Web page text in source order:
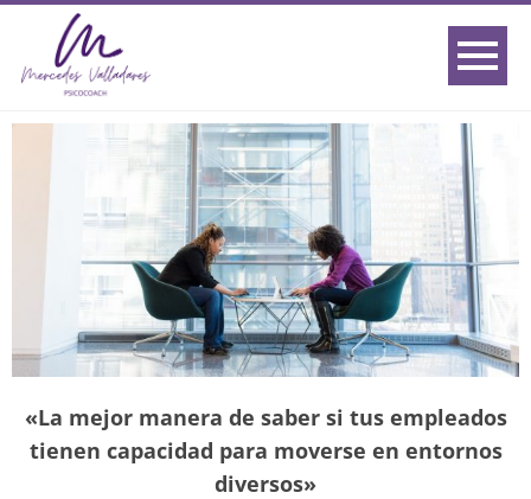
«La mejor manera de saber si tus empleados
tienen capacidad para moverse en entornos
diversos»